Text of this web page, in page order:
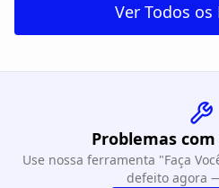
Ver Todos
Problemas
Use nossa ferramenta "Faça
defeito agora